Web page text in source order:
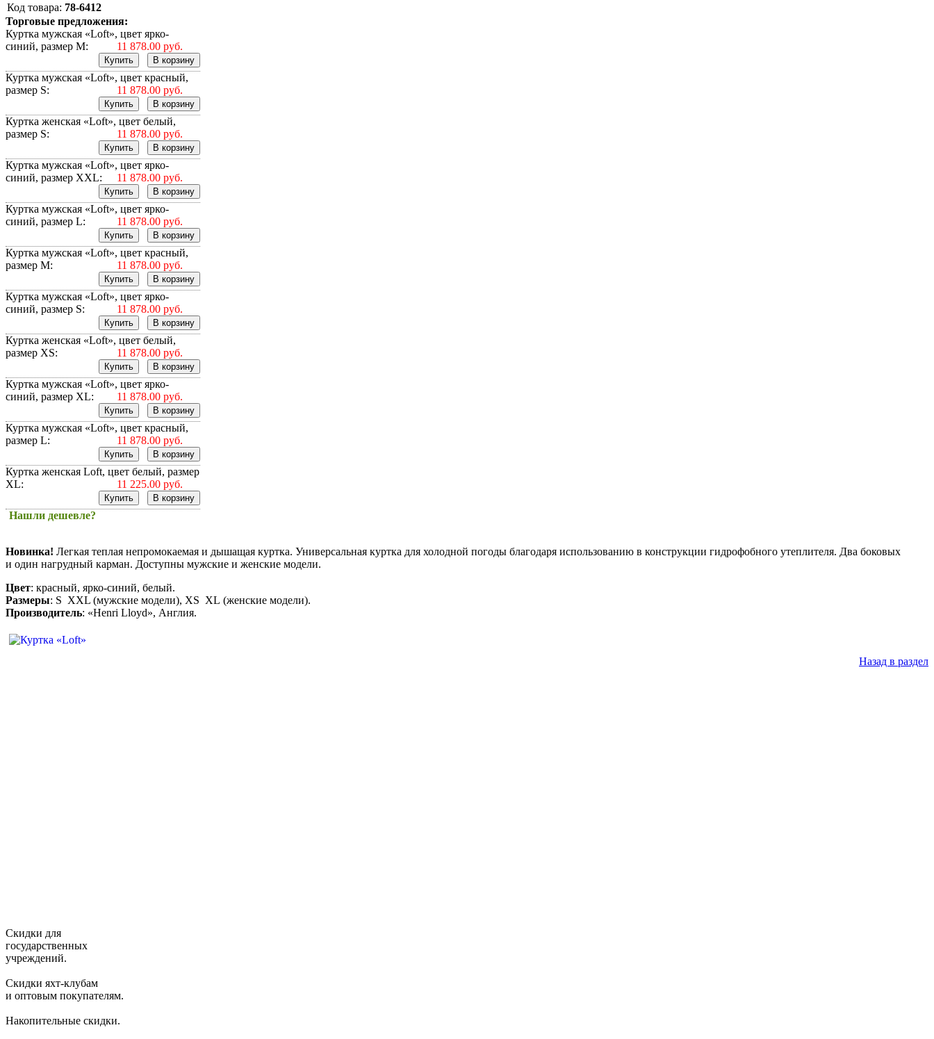
Код товара: 78-6412
Торговые предложения:
Куртка мужская «Loft», цвет ярко-
синий, размер M:
11 878.00 руб.
Куртка мужская «Loft», цвет красный,
размер S:
11 878.00 руб.
Куртка женская «Loft», цвет белый,
размер S:
11 878.00 руб.
Куртка мужская «Loft», цвет ярко-
синий, размер XXL:
11 878.00 руб.
Куртка мужская «Loft», цвет ярко-
синий, размер L:
11 878.00 руб.
Куртка мужская «Loft», цвет красный,
размер M:
11 878.00 руб.
Куртка мужская «Loft», цвет ярко-
синий, размер S:
11 878.00 руб.
Куртка женская «Loft», цвет белый,
размер XS:
11 878.00 руб.
Куртка мужская «Loft», цвет ярко-
синий, размер XL:
11 878.00 руб.
Куртка мужская «Loft», цвет красный,
размер L:
11 878.00 руб.
Куртка женская Loft, цвет белый, размер
XL:
11 225.00 руб.
Нашли дешевле?
Новинка! Легкая теплая непромокаемая и дышащая куртка. Универсальная куртка для холодной погоды благодаря использованию в конструкции гидрофобного утеплителя. Два боковых
и один нагрудный карман. Доступны мужские и женские модели.
Цвет: красный, ярко-синий, белый.
Размеры: S XXL (мужские модели), XS XL (женские модели).
Производитель: «Henri Lloyd», Англия.
Назад в раздел
Скидки для
государственных
учреждений.
Скидки яхт-клубам
и оптовым покупателям.
Накопительные скидки.